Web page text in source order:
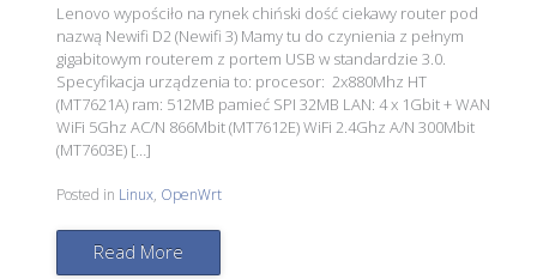
Lenovo wypościło na rynek chiński dość ciekawy router pod
nazwą Newifi D2 (Newifi 3) Mamy tu do czynienia z pełnym
gigabitowym routerem z portem USB w standardzie 3.0.
Specyfikacja urządzenia to: procesor: 2x880Mhz HT
(MT7621A) ram: 512MB pamieć SPI 32MB LAN: 4 x 1Gbit + WAN
WiFi 5Ghz AC/N 866Mbit (MT7612E) WiFi 2.4Ghz A/N 300Mbit
(MT7603E) […]
Posted in Linux, OpenWrt
Read More